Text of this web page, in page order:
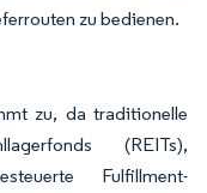
zu bedienen.
zu, da traditionelle
(REITs),
Fulfillment-